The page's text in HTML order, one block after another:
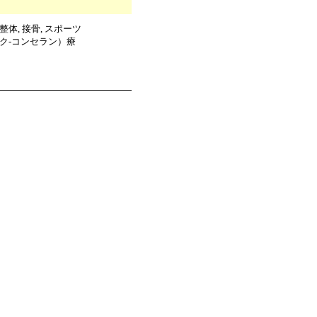
体, 接骨, スポーツ
-コンセラン）療